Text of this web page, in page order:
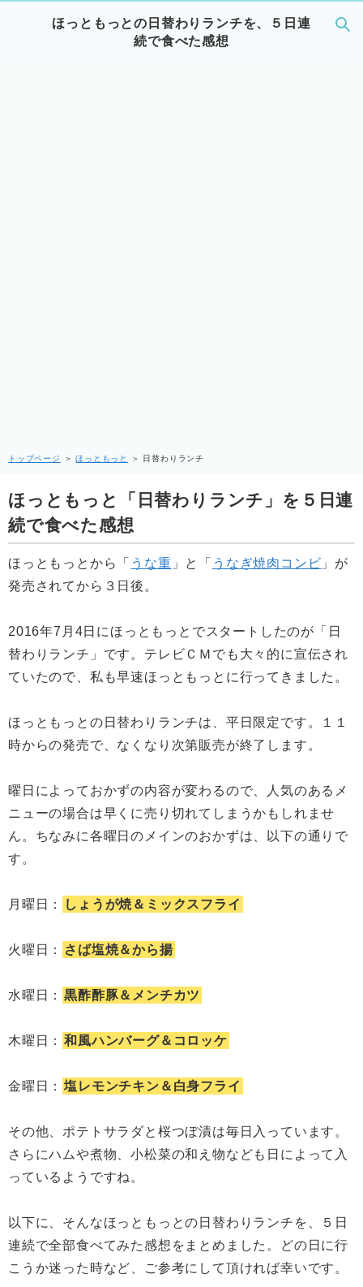
ほっともっとの日替わりランチを、５日連
続で食べた感想
トップページ ＞ほっともっと ＞ 日替わりランチ
ほっともっと「日替わりランチ」を５日連
続で食べた感想
ほっともっとから「 うな重 」と「 うなぎ焼肉コンビ 」が
発売されてから３日後。
2016年7月4日にほっともっとでスタートしたのが「日
替わりランチ」です。テレビＣＭでも大々的に宣伝され
ていたので、私も早速ほっともっとに行ってきました。
ほっともっとの日替わりランチは、平日限定です。１１
時からの発売で、なくなり次第販売が終了します。
曜日によっておかずの内容が変わるので、人気のあるメ
ニューの場合は早くに売り切れてしまうかもしれませ
ん。ちなみに各曜日のメインのおかずは、以下の通りで
す。
月曜日： しょうが焼＆ミックスフライ
火曜日： さば塩焼＆から揚
水曜日： 黒酢酢豚＆メンチカツ
木曜日： 和風ハンバーグ＆コロッケ
金曜日： 塩レモンチキン＆白身フライ
その他、ポテトサラダと桜つぼ漬は毎日入っています。
さらにハムや煮物、小松菜の和え物なども日によって入
っているようですね。
以下に、そんなほっともっとの日替わりランチを、５日
連続で全部食べてみた感想をまとめました。どの日に行
こうか迷った時など、ご参考にして頂ければ幸いです。